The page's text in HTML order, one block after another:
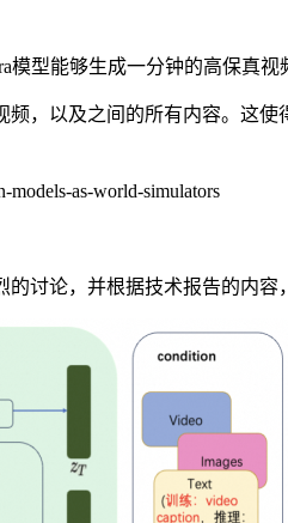
模型能够生成一分钟的高保真
频，以及之间的所有内容。这使
models-as-world-simulators
讨论，并根据技术报告的内容